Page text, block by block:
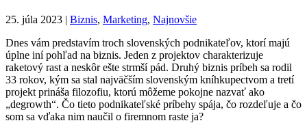
25. júla 2023 | Biznis, Marketing, Najnovšie
Dnes vám predstavím troch slovenských podnikateľov, ktorí majú
úplne iní pohľad na biznis. Jeden z projektov charakterizuje
raketový rast a neskôr ešte strmší pád. Druhý biznis príbeh sa rodil
33 rokov, kým sa stal najväčším slovenským kníhkupectvom a tretí
projekt prináša filozofiu, ktorú môžeme pokojne nazvať ako
„degrowth“. Čo tieto podnikateľské príbehy spája, čo rozdeľuje a čo
som sa vďaka nim naučil o firemnom raste ja?